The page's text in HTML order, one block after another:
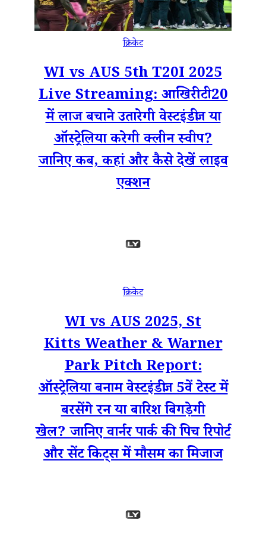
क्रिकेट
WI vs AUS 5th T20I 2025
Live Streaming: आखिरी टी20
में लाज बचाने उतारेगी वेस्टइंडीज या
ऑस्ट्रेलिया करेगी क्लीन स्वीप?
जानिए कब, कहां और कैसे देखें लाइव
एक्शन
क्रिकेट
WI vs AUS 2025, St
Kitts Weather & Warner
Park Pitch Report:
ऑस्ट्रेलिया बनाम वेस्टइंडीज 5वें टेस्ट में
बरसेंगे रन या बारिश बिगड़ेगी
खेल? जानिए वार्नर पार्क की पिच रिपोर्ट
और सेंट किट्स में मौसम का मिजाज